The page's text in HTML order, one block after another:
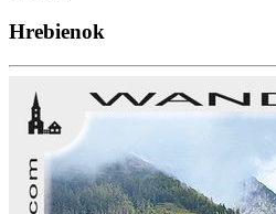
Hrebienok